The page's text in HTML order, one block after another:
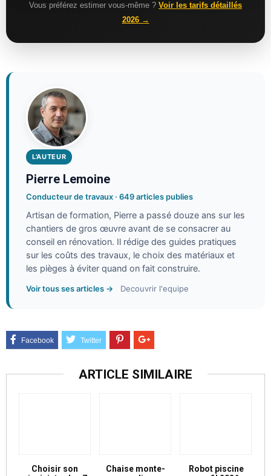
Vous préférez estimer vous-même ? Voir les tarifs détaillés
2026 →
L'AUTEUR
Pierre Lemoine
Conducteur de travaux · 649 articles publies
Artisan de formation, Pierre a passé douze ans sur les
chantiers de gros œuvre avant de se consacrer au
conseil en rénovation. Il rédige des guides pratiques
sur les coûts des travaux, le choix des matériaux et
les pièges à éviter quand on fait construire.
Voir tous ses articles → Decouvrir l'equipe
ARTICLE SIMILAIRE
Choisir son
Chaise monte-
Robot piscine